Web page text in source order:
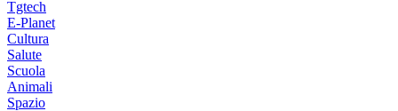
Tgtech
E-Planet
Cultura
Salute
Scuola
Animali
Spazio